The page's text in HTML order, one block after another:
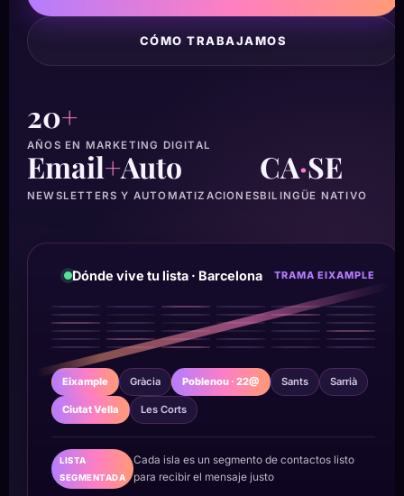
CÓMO TRABAJAMOS
20+
AÑOS EN MARKETING DIGITAL
Email+Auto
NEWSLETTERS Y AUTOMATIZACIONES
CA·SE
BILINGÜE NATIVO
Dónde vive tu lista · Barcelona TRAMA EIXAMPLE
Eixample Gràcia Poblenou · 22@ Sants Sarrià
Ciutat Vella Les Corts
LISTA
SEGMENTADA
Cada isla es un segmento de contactos listo
para recibir el mensaje justo